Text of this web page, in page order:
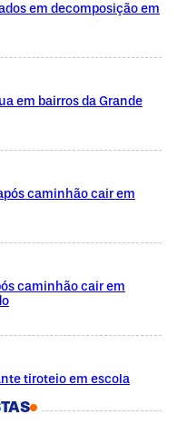
em decomposição em
em bairros da Grande
caminhão cair em
caminhão cair em
tiroteio em escola